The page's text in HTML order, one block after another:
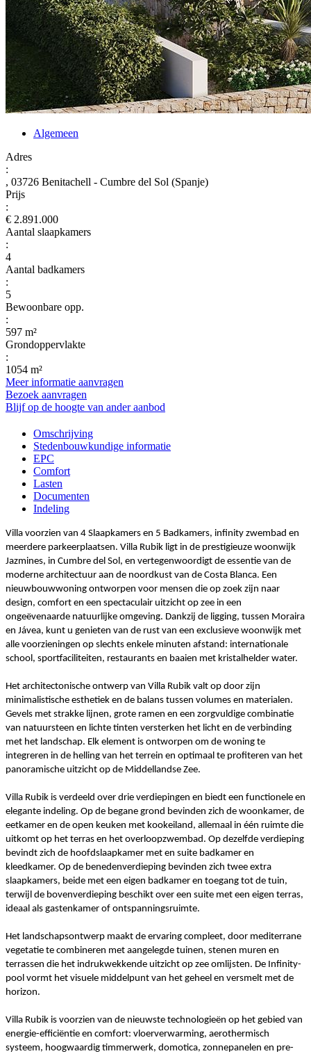
Algemeen
Adres
:
, 03726 Benitachell - Cumbre del Sol (Spanje)
Prijs
:
€ 2.891.000
Aantal slaapkamers
:
4
Aantal badkamers
:
5
Bewoonbare opp.
:
597 m²
Grondoppervlakte
:
1054 m²
Meer informatie aanvragen
Bezoek aanvragen
Blijf op de hoogte van ander aanbod
Omschrijving
Stedenbouwkundige informatie
EPC
Comfort
Lasten
Documenten
Indeling
Villa voorzien van 4 Slaapkamers en 5 Badkamers, infinity zwembad en
meerdere parkeerplaatsen. Villa Rubik ligt in de prestigieuze woonwijk
Jazmines, in Cumbre del Sol, en vertegenwoordigt de essentie van de
moderne architectuur aan de noordkust van de Costa Blanca. Een
nieuwbouwwoning ontworpen voor mensen die op zoek zijn naar
design, comfort en een spectaculair uitzicht op zee in een
ongeëvenaarde natuurlijke omgeving. Dankzij de ligging, tussen Moraira
en Jávea, kunt u genieten van de rust van een exclusieve woonwijk met
alle voorzieningen op slechts enkele minuten afstand: internationale
school, sportfaciliteiten, restaurants en baaien met kristalhelder water.
Het architectonische ontwerp van Villa Rubik valt op door zijn
minimalistische esthetiek en de balans tussen volumes en materialen.
Gevels met strakke lijnen, grote ramen en een zorgvuldige combinatie
van natuursteen en lichte tinten versterken het licht en de verbinding
met het landschap. Elk element is ontworpen om de woning te
integreren in de helling van het terrein en optimaal te profiteren van het
panoramische uitzicht op de Middellandse Zee.
Villa Rubik is verdeeld over drie verdiepingen en biedt een functionele en
elegante indeling. Op de begane grond bevinden zich de woonkamer, de
eetkamer en de open keuken met kookeiland, allemaal in één ruimte die
uitkomt op het terras en het overloopzwembad. Op dezelfde verdieping
bevindt zich de hoofdslaapkamer met en suite badkamer en
kleedkamer. Op de benedenverdieping bevinden zich twee extra
slaapkamers, beide met een eigen badkamer en toegang tot de tuin,
terwijl de bovenverdieping beschikt over een suite met een eigen terras,
ideaal als gastenkamer of ontspanningsruimte.
Het landschapsontwerp maakt de ervaring compleet, door mediterrane
vegetatie te combineren met aangelegde tuinen, stenen muren en
terrassen die het indrukwekkende uitzicht op zee omlijsten. De Infinity-
pool vormt het visuele middelpunt van het geheel en versmelt met de
horizon.
Villa Rubik is voorzien van de nieuwste technologieën op het gebied van
energie-efficiëntie en comfort: vloerverwarming, aerothermisch
systeem, hoogwaardig timmerwerk, domotica, zonnepanelen en pre-